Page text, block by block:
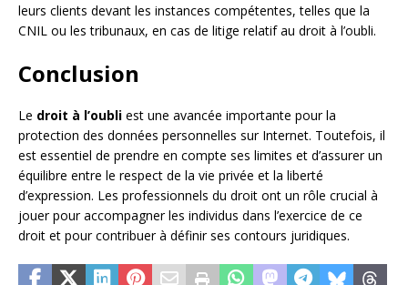
leurs clients devant les instances compétentes, telles que la
CNIL ou les tribunaux, en cas de litige relatif au droit à l’oubli.
Conclusion
Le droit à l’oubli est une avancée importante pour la
protection des données personnelles sur Internet. Toutefois, il
est essentiel de prendre en compte ses limites et d’assurer un
équilibre entre le respect de la vie privée et la liberté
d’expression. Les professionnels du droit ont un rôle crucial à
jouer pour accompagner les individus dans l’exercice de ce
droit et pour contribuer à définir ses contours juridiques.